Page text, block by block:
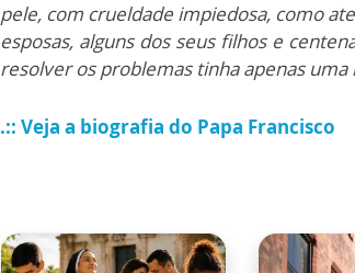
pele, com crueldade impiedosa, como
esposas, alguns dos seus filhos e
resolver os problemas tinha apenas
.:: Veja a biografia do Papa Francisco